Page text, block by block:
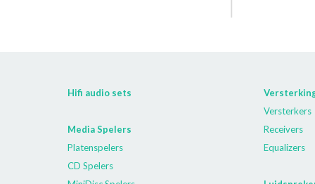
Hifi audio sets
Media Spelers
Platenspelers
CD Spelers
Versterkers
Receivers
Equalizers